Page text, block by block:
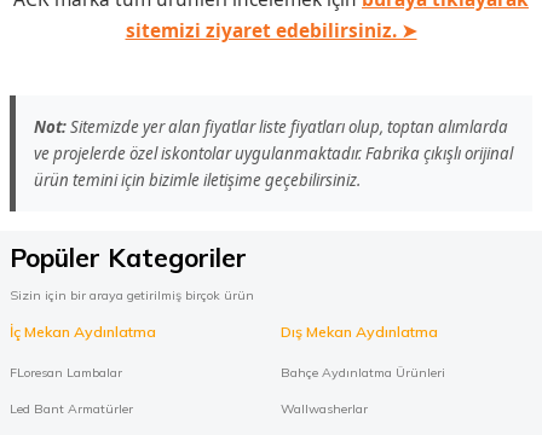
sitemizi ziyaret edebilirsiniz. ➤
Not:Sitemizde yer alan fiyatlar liste fiyatları olup, toptan alımlarda
ve projelerde özel iskontolar uygulanmaktadır. Fabrika çıkışlı orijinal
ürün temini için bizimle iletişime geçebilirsiniz.
Popüler Kategoriler
Sizin için bir araya getirilmiş birçok ürün
İç Mekan Aydınlatma
FLoresan Lambalar
Led Bant Armatürler
Dış Mekan Aydınlatma
Bahçe Aydınlatma Ürünleri
Wallwasherlar